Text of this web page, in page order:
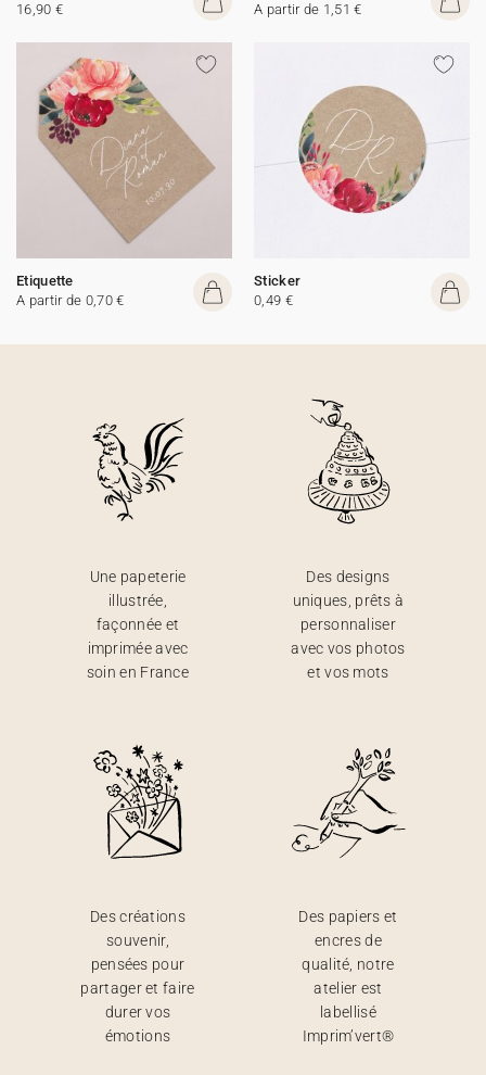
16,90 €
A partir de 1,51 €
Etiquette
A partir de 0,70 €
Sticker
0,49 €
Une papeterie
illustrée,
façonnée et
imprimée avec
soin en France
Des designs
uniques, prêts à
personnaliser
avec vos photos
et vos mots
Des créations
souvenir,
pensées pour
partager et faire
durer vos
émotions
Des papiers et
encres de
qualité, notre
atelier est
labellisé
Imprim’vert®